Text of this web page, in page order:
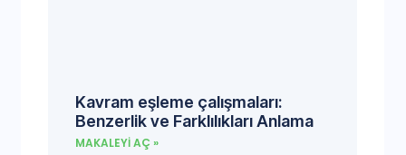
Kavram eşleme çalışmaları:
Benzerlik ve Farklılıkları Anlama
MAKALEYI AÇ »